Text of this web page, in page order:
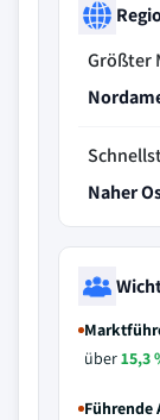
Größter
Naher
über15,3
Führende